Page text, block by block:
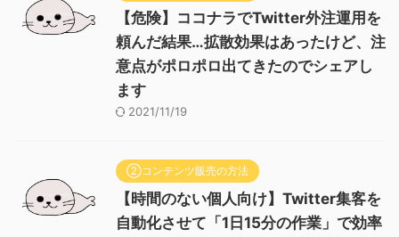
【危険】ココナラでTwitter外注運用を
頼んだ結果…拡散効果はあったけど、注
意点がポロポロ出てきたのでシェアし
ます
2021/11/19
②コンテンツ販売の方法
【時間のない個人向け】Twitter集客を
自動化させて「1日15分の作業」で効率